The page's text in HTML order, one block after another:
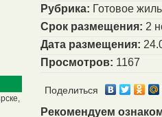
Рубрика: Готовое
Срок размещения: 2
Дата размещения:
Просмотров: 1167
Поделиться
Рекомендуем